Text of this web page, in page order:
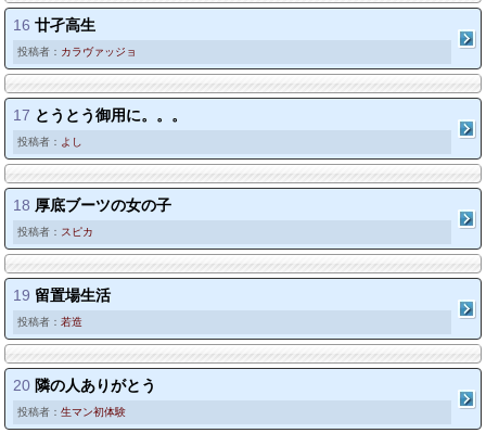
16 廿孑高生
投稿者： カラヴァッジョ
17 とうとう御用に。。。
投稿者： よし
18 厚底ブーツの女の子
投稿者： スピカ
19 留置場生活
投稿者： 若造
20 隣の人ありがとう
投稿者： 生マン初体験